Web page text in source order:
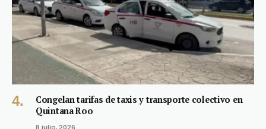
Congelan tarifas de taxis y transporte colectivo en
Quintana Roo
8 julio, 2026